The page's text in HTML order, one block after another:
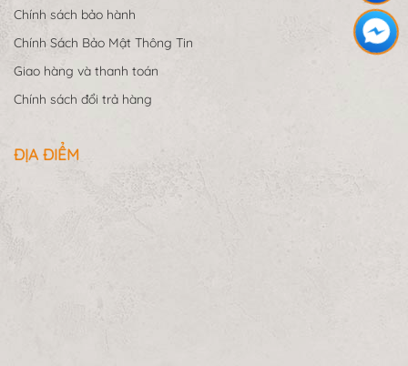
Chính sách bảo hành
Chính Sách Bảo Mật Thông Tin
Giao hàng và thanh toán
Chính sách đổi trả hàng
ĐỊA ĐIỂM